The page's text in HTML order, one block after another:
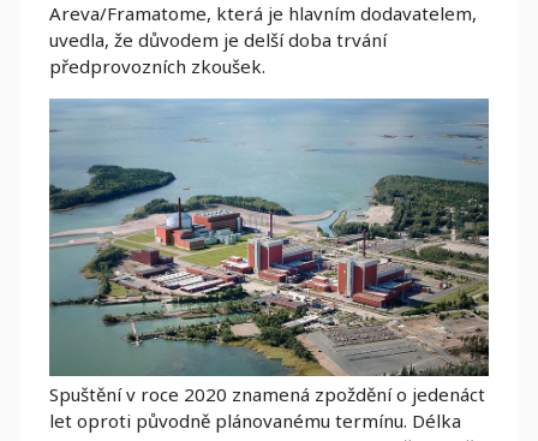
Areva/Framatome, která je hlavním dodavatelem,
uvedla, že důvodem je delší doba trvání
předprovozních zkoušek.
Spuštění v roce 2020 znamená zpoždění o jedenáct
let oproti původně plánovanému termínu. Délka